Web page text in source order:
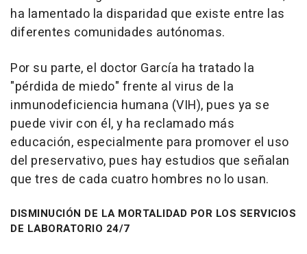
ha lamentado la disparidad que existe entre las
diferentes comunidades autónomas.
Por su parte, el doctor García ha tratado la
"pérdida de miedo" frente al virus de la
inmunodeficiencia humana (VIH), pues ya se
puede vivir con él, y ha reclamado más
educación, especialmente para promover el uso
del preservativo, pues hay estudios que señalan
que tres de cada cuatro hombres no lo usan.
DISMINUCIÓN DE LA MORTALIDAD POR LOS SERVICIOS
DE LABORATORIO 24/7